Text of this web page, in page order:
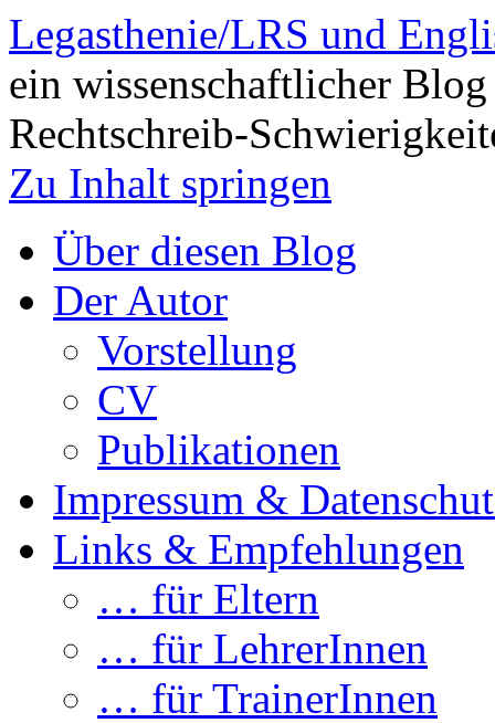
Legasthenie/LRS und
ein wissenschaftlicher
Rechtschreib-
Zu Inhalt springen
Über diesen Blog
Der Autor
Vorstellung
CV
Publikationen
Impressum &
Links & Empfehlungen
… für Eltern
… für LehrerInnen
… für TrainerInnen